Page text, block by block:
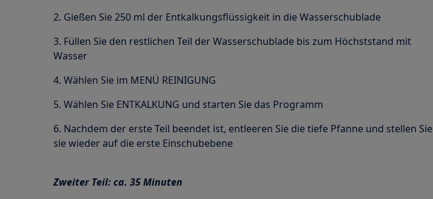
2. Gießen Sie 250 ml der Entkalkungsflüssigkeit in die Wasserschublade
3. Füllen Sie den restlichen Teil der Wasserschublade bis zum Höchststand mit
Wasser
4. Wählen Sie im MENÜ REINIGUNG
5. Wählen Sie ENTKALKUNG und starten Sie das Programm
6. Nachdem der erste Teil beendet ist, entleeren Sie die tiefe Pfanne und stellen Sie
sie wieder auf die erste Einschubebene
Zweiter Teil: ca. 35 Minuten